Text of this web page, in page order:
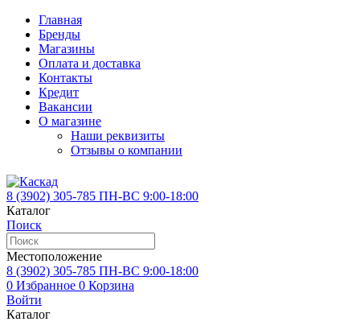
Главная
Бренды
Магазины
Оплата и доставка
Контакты
Кредит
Вакансии
О магазине
Наши реквизиты
Отзывы о компании
8 (3902) 305-785 ПН-ВС 9:00-18:00
Каталог
Поиск
Местоположение
8 (3902) 305-785 ПН-ВС 9:00-18:00
0 Избранное 0 Корзина
Войти
Каталог